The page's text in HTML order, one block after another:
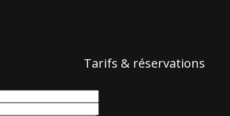
Tarifs & réservations